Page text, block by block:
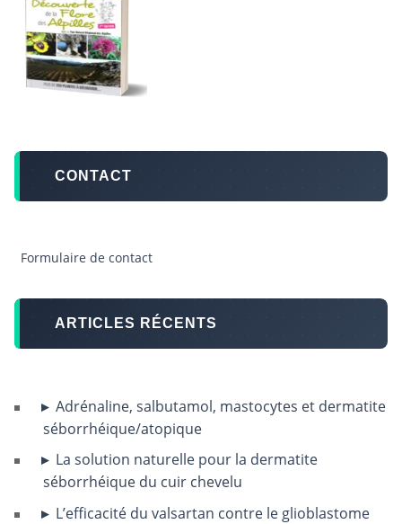
CONTACT
Formulaire de contact
ARTICLES RÉCENTS
Adrénaline, salbutamol, mastocytes et dermatite
séborrhéique/atopique
La solution naturelle pour la dermatite
séborrhéique du cuir chevelu
L’efficacité du valsartan contre le glioblastome